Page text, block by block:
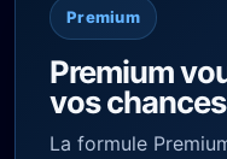
Premium
Premium
vos
La formule